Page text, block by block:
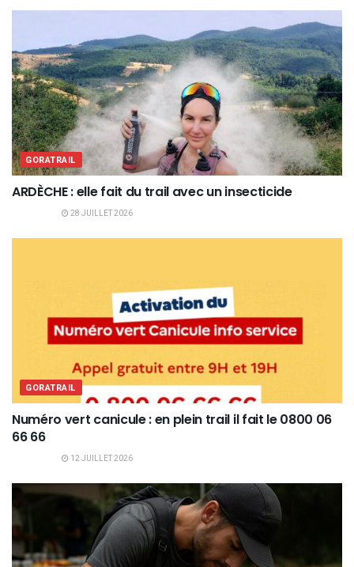
GORATRAIL
ARDÈCHE : elle fait du trail avec un insecticide
28 JUILLET 2026
GORATRAIL
Numéro vert canicule : en plein trail il fait le 0800 06
66 66
12 JUILLET 2026